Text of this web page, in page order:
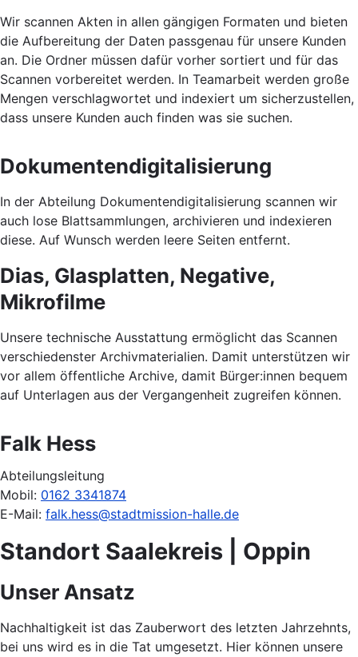
Wir scannen Akten in allen gängigen Formaten und bieten
die Aufbereitung der Daten passgenau für unsere Kunden
an. Die Ordner müssen dafür vorher sortiert und für das
Scannen vorbereitet werden. In Teamarbeit werden große
Mengen verschlagwortet und indexiert um sicherzustellen,
dass unsere Kunden auch finden was sie suchen.
Dokumentendigitalisierung
In der Abteilung Dokumentendigitalisierung scannen wir
auch lose Blattsammlungen, archivieren und indexieren
diese. Auf Wunsch werden leere Seiten entfernt.
Dias, Glasplatten, Negative,
Mikrofilme
Unsere technische Ausstattung ermöglicht das Scannen
verschiedenster Archivmaterialien. Damit unterstützen wir
vor allem öffentliche Archive, damit Bürger:innen bequem
auf Unterlagen aus der Vergangenheit zugreifen können.
Falk Hess
Abteilungsleitung
Mobil: 0162 3341874
E-Mail: falk.hess@stadtmission-halle.de
Standort Saalekreis | Oppin
Unser Ansatz
Nachhaltigkeit ist das Zauberwort des letzten Jahrzehnts,
bei uns wird es in die Tat umgesetzt. Hier können unsere